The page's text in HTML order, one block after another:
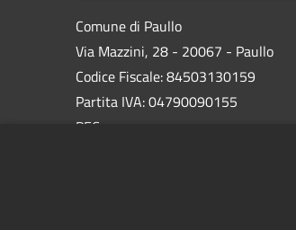
Comune di Paullo
Via Mazzini, 28 - 20067 - Paullo
Codice Fiscale: 84503130159
Partita IVA: 04790090155
PEC: